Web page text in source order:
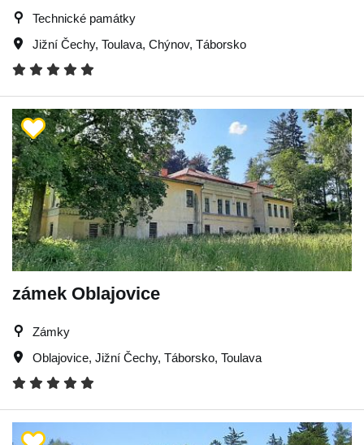
Technické památky
Jižní Čechy, Toulava, Chýnov, Táborsko
zámek Oblajovice
Zámky
Oblajovice, Jižní Čechy, Táborsko, Toulava